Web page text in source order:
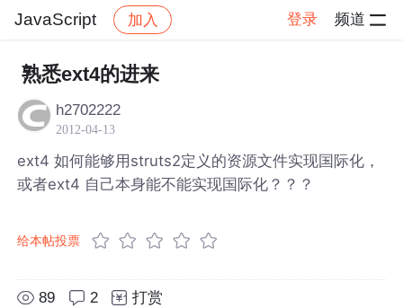
JavaScript 加入 登录 频道
社区 JavaScript
熟悉ext4的进来
h2702222
2012-04-13
ext4 如何能够用struts2定义的资源文件实现国际化，
或者ext4 自己本身能不能实现国际化？？？
给本帖投票
89 2 打赏